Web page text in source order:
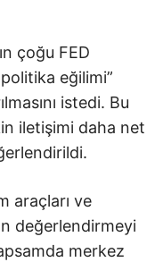
çoğu FED
eğilimi”
istedi. Bu
iletişimi daha net
araçları ve
değerlendirmeyi
merkez